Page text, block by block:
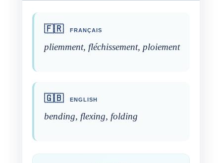
🇫🇷 FRANÇAIS
pliemment, fléchissement, ploiement
🇬🇧 ENGLISH
bending, flexing, folding